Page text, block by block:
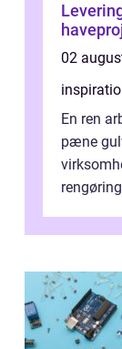
02
En ren
pæne
samlede